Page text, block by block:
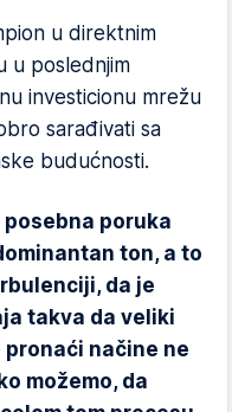
u direktnim
u poslednjim
investicionu mrežu
sarađivati sa
budućnosti.
poruka
ton, a to
da je
takva da veliki
pronaći načine ne
možemo, da